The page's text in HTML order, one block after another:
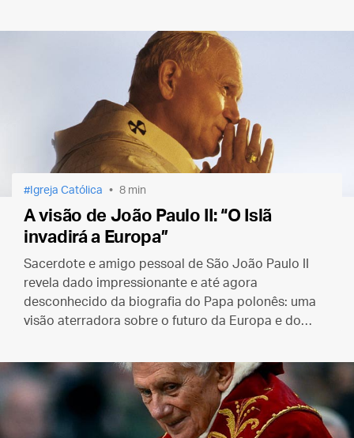
Igreja Católica 8 min
A visão de João Paulo II: “O Islã
invadirá a Europa”
Sacerdote e amigo pessoal de São João Paulo II
revela dado impressionante e até agora
desconhecido da biografia do Papa polonês: uma
visão aterradora sobre o futuro da Europa e do